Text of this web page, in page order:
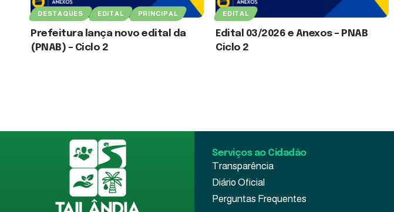
DESTAQUES EDITAL PRINCIPAL
Prefeitura lança novo edital da
(PNAB) – Ciclo 2
EDITAL
Edital 03/2026 e Anexos – PNAB
Ciclo 2
Serviços ao Cidadão
Transparência
Diário Oficial
Perguntas Frequentes